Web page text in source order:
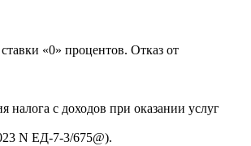
«0» процентов. Отказ от
с доходов при оказании услуг
N ЕД-7-3/675@).